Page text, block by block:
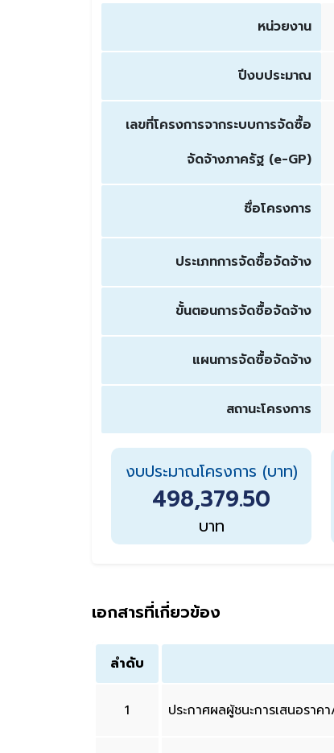
หน่วยงาน
ปีงบประมาณ
เลขที่โครงการจากระบบการจัดซื้อ
จัดจ้างภาครัฐ (e-GP)
ชื่อโครงการ
ประเภทการจัดซื้อจัดจ้าง
ขั้นตอนการจัดซื้อจัดจ้าง
แผนการจัดซื้อจัดจ้าง
สถานะโครงการ
งบประมาณโครงการ (บาท)
498,379.50
บาท
เอกสารที่เกี่ยวข้อง
ลำดับ
1 ประกาศผลผู้ชนะการเสนอรา